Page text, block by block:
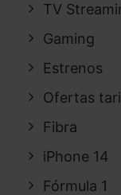
TV
Gaming
Estrenos
Ofertas
Fibra
iPhone 14
Fórmula 1